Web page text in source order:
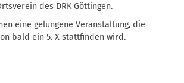
des DRK Göttingen.
eine gelungene Veranstaltung, die
bald ein 5. X stattfinden wird.